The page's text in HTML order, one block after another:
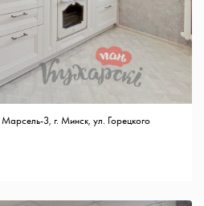
3, г. Минск, ул. Горецкого